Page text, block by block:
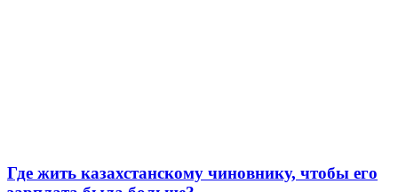
Где жить казахстанскому чиновнику, чтобы его